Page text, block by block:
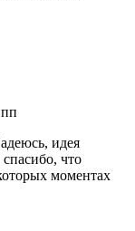
идея
что
моментах